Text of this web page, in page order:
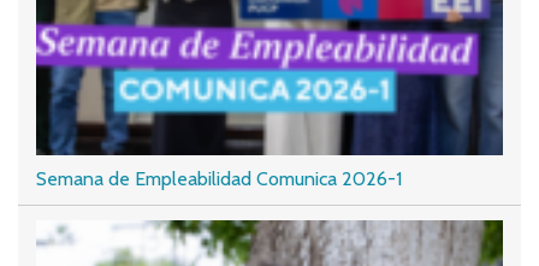
Semana de Empleabilidad Comunica 2026-1